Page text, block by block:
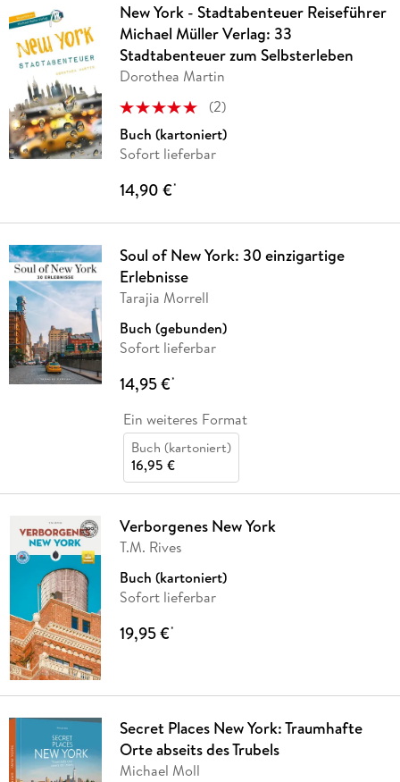
New York - Stadtabenteuer Reiseführer
Michael Müller Verlag: 33
Stadtabenteuer zum Selbsterleben
Dorothea Martin
(2)
Buch (kartoniert)
Sofort lieferbar
14,90 €*
Soul of New York: 30 einzigartige
Erlebnisse
Tarajia Morrell
Buch (gebunden)
Sofort lieferbar
14,95 €*
Ein weiteres Format
Buch (kartoniert)
16,95 €
Verborgenes New York
T.M. Rives
Buch (kartoniert)
Sofort lieferbar
19,95 €*
Secret Places New York: Traumhafte
Orte abseits des Trubels
Michael Moll